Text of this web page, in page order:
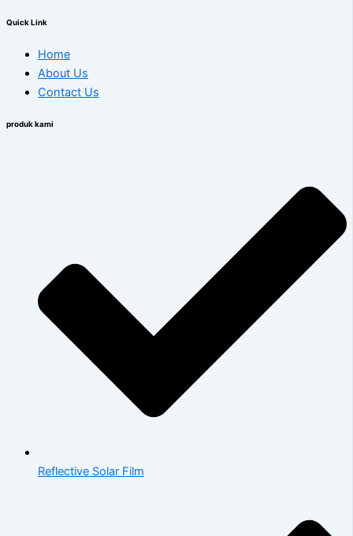
Quick Link
Home
About Us
Contact Us
produk kami
Reflective Solar Film